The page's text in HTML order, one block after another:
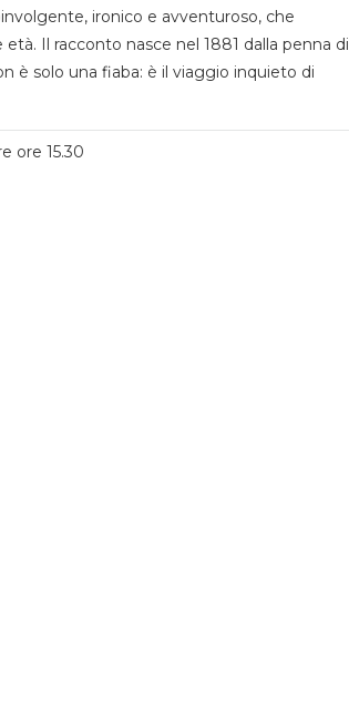
ironico e avventuroso, che
Il racconto nasce nel 1881 dalla penna di
è solo una fiaba: è il viaggio inquieto di
ore 15.30